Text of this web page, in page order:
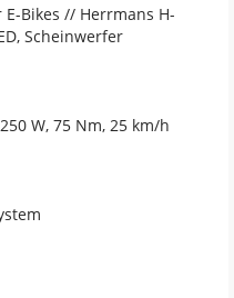
Bikes // Herrmans H-
Scheinwerfer
W, 75 Nm, 25 km/h